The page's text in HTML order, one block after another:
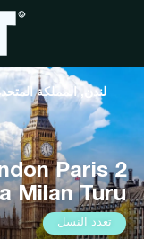
Paris
Milan Turu
تعدد النسل
لندن, المملكة